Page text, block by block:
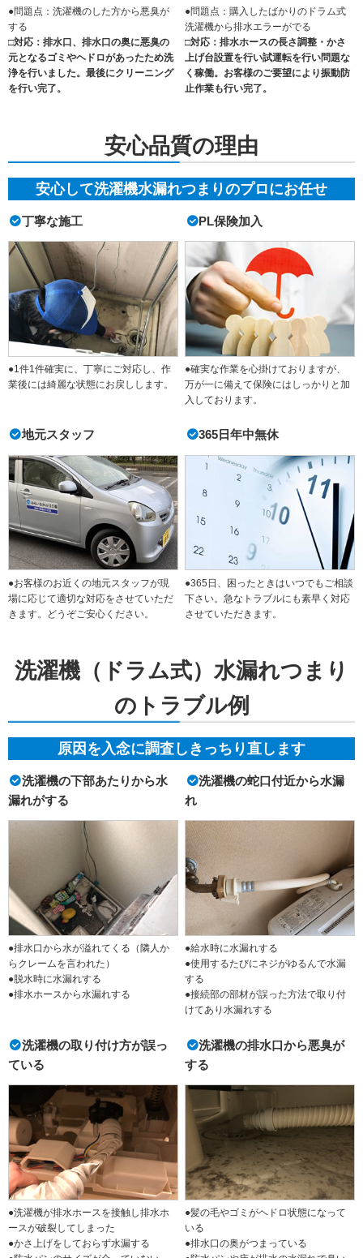
●問題点：洗濯機のした方から悪臭が
する
□対応：排水口、排水口の奥に悪臭の
元となるゴミやヘドロがあったため洗
浄を行いました。最後にクリーニング
を行い完了。
●問題点：購入したばかりのドラム式
洗濯機から排水エラーがでる
□対応：排水ホースの長さ調整・かさ
上げ台設置を行い試運転を行い問題な
く稼働。お客様のご要望により振動防
止作業も行い完了。
安心品質の理由
安心して洗濯機水漏れつまりのプロにお任せ
丁寧な施工
●1件1件確実に、丁寧にご対応し、作
業後には綺麗な状態にお戻しします。
PL保険加入
●確実な作業を心掛けておりますが、
万が一に備えて保険にはしっかりと加
入しております。
地元スタッフ
●お客様のお近くの地元スタッフが現
場に応じて適切な対応をさせていただ
きます。どうぞご安心ください。
365日年中無休
●365日、困ったときはいつでもご相談
下さい。急なトラブルにも素早く対応
させていただきます。
洗濯機（ドラム式）水漏れつまり
のトラブル例
原因を入念に調査しきっちり直します
洗濯機の下部あたりから水
漏れがする
●排水口から水が溢れてくる（隣人か
らクレームを言われた）
●脱水時に水漏れする
●排水ホースから水漏れする
洗濯機の蛇口付近から水漏
れ
●給水時に水漏れする
●使用するたびにネジがゆるんで水漏
する
●接続部の部材が誤った方法で取り付
けてあり水漏れする
洗濯機の取り付け方が誤っ
ている
●洗濯機が排水ホースを接触し排水ホ
ースが破裂してしまった
●かさ上げをしておらず水漏する
洗濯機の排水口から悪臭が
する
●髪の毛やゴミがヘドロ状態になって
いる
●排水口の奥がつまっている